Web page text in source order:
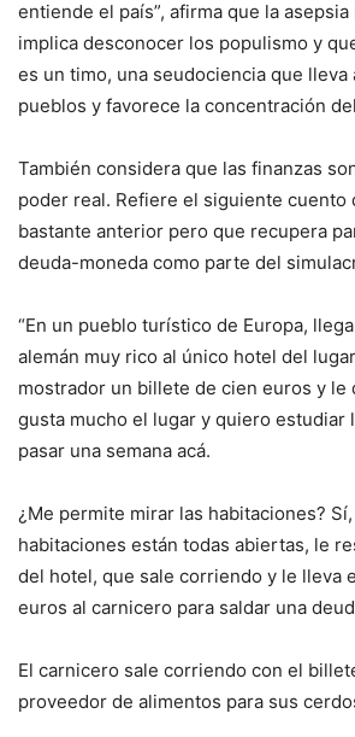
entiende el país”, afirma que la
implica desconocer los populismo y
es un timo, una seudociencia que lleva
pueblos y favorece la concentración
También considera que las finanzas
poder real. Refiere el siguiente cuento
bastante anterior pero que recupera
deuda-moneda como parte del
“En un pueblo turístico de Europa,
alemán muy rico al único hotel del
mostrador un billete de cien euros y le
gusta mucho el lugar y quiero estudiar
pasar una semana acá.
¿Me permite mirar las habitaciones?
habitaciones están todas abiertas, le
del hotel, que sale corriendo y le lleva
euros al carnicero para saldar una
El carnicero sale corriendo con el
proveedor de alimentos para sus